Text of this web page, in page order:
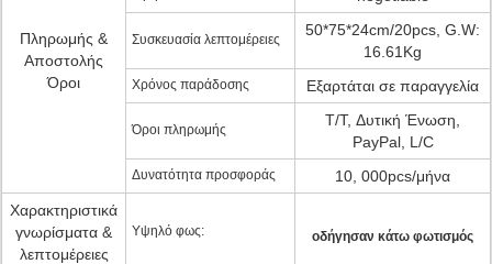
Πληρωμής &
Αποστολής
Όροι
Συσκευασία λεπτομέρειες
50*75*24cm/20pcs, G.W:
16.61Kg
Χρόνος παράδοσης Εξαρτάται σε παραγγελία
Όροι πληρωμής
T/T, Δυτική Ένωση,
PayPal, L/C
Δυνατότητα προσφοράς
10, 000pcs/μήνα
Χαρακτηριστικά
γνωρίσματα &
λεπτομέρειες
Υψηλό φως: οδήγησαν κάτω φωτισμός